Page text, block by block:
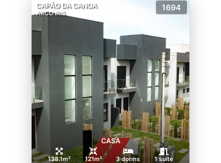
CAPÃO DA CANOA
ARCO IRIS
1694
CASA
138.1m² 121m² 3 dorms 1 suíte